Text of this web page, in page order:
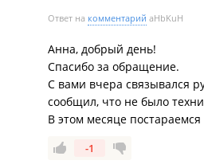
Ответ на комментарий aHbKuH
Анна, добрый день!
Спасибо за обращение.
С вами вчера связывался
сообщил, что не было
В этом месяце
-1